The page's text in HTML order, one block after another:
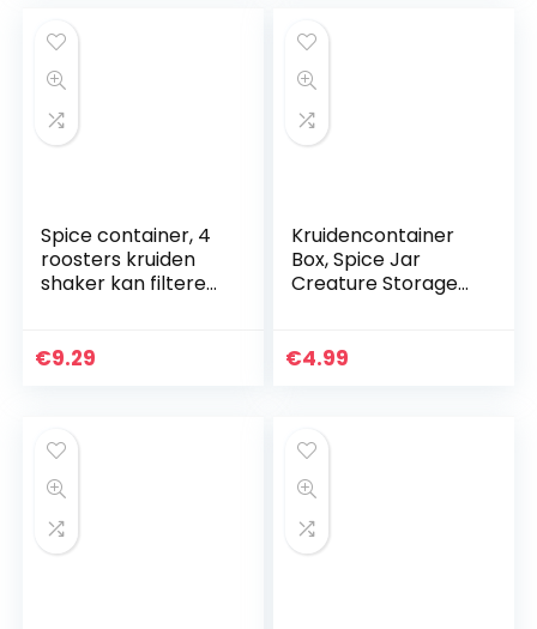
Spice container, 4
roosters kruiden
shaker kan filteren
reizen zout doos
€9.29
Kruidencontainer
Box, Spice Jar
Creature Storage
den met dubbele
€4.99